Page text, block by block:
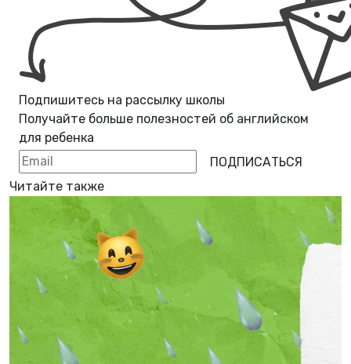
Подпишитесь на рассылку школы
Получайте больше полезностей об английском
для ребенка
ПОДПИСАТЬСЯ
Читайте также